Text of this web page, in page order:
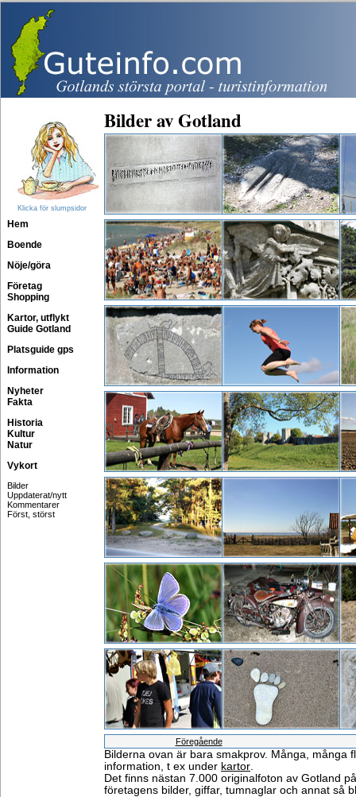
Klicka för slumpsidor
Hem
Boende
Nöje/göra
Företag
Shopping
Kartor, utflykt
Guide Gotland
Platsguide gps
Information
Nyheter
Fakta
Historia
Kultur
Natur
Vykort
Bilder
Uppdaterat/nytt
Kommentarer
Först, störst
Bilder av Gotland
Föregående
Bilderna ovan är bara smakprov. Många, många
information, t ex under kartor.
Det finns nästan 7.000 originalfoton av Gotland
företagens bilder, giffar, tumnaglar och annat så